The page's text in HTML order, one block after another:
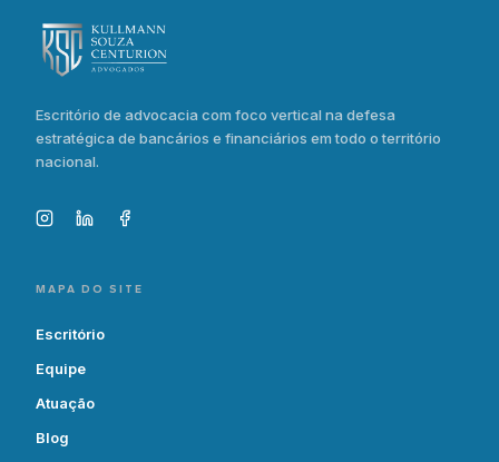
Escritório de advocacia com foco vertical na defesa
estratégica de bancários e financiários em todo o território
nacional.
MAPA DO SITE
Escritório
Equipe
Atuação
Blog